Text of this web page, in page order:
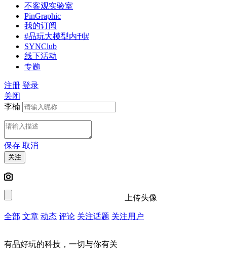
不客观实验室
PinGraphic
我的订阅
#品玩大模型内刊#
SYNClub
线下活动
专题
注册 登录
关闭
李楠
保存 取消
关注
上传头像
全部 文章 动态 评论 关注话题 关注用户
有品好玩的科技，一切与你有关